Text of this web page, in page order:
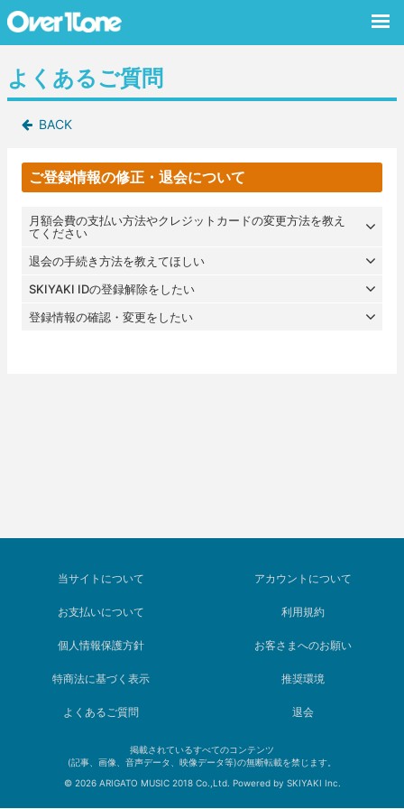
よくあるご質問
BACK
ご登録情報の修正・退会について
月額会費の支払い方法やクレジットカードの変更方法を教え
てください
退会の手続き方法を教えてほしい
SKIYAKI IDの登録解除をしたい
登録情報の確認・変更をしたい
当サイトについて アカウントについて
お支払いについて 利用規約
個人情報保護方針 お客さまへのお願い
特商法に基づく表示 推奨環境
よくあるご質問 退会
掲載されているすべてのコンテンツ
(記事、画像、音声データ、映像データ等)の無断転載を禁じます。
© 2026 ARIGATO MUSIC 2018 Co.,Ltd. Powered by SKIYAKI Inc.